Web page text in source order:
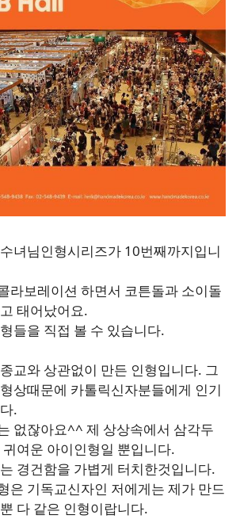
녀님인형시리즈가 10번째까지입니
라보레이션 하면서 코튼돌과 소이돌
태어났어요.
들을 직접 볼 수 있습니다.
교와 상관없이 만든 인형입니다. 그
상때문에 카톨릭신자분들에게 인기
.
없잖아요^^ 제 상상속에서 삼각두
여운 아이인형일 뿐입니다.
경건함을 가볍게 터치한것입니다.
은 기독교신자인 저에게는 제가 만드
다 같은 인형이랍니다.